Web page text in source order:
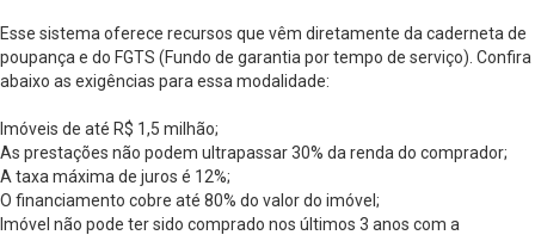
Esse sistema oferece recursos que vêm diretamente da caderneta de
poupança e do FGTS (Fundo de garantia por tempo de serviço). Confira
abaixo as exigências para essa modalidade:
Imóveis de até R$ 1,5 milhão;
As prestações não podem ultrapassar 30% da renda do comprador;
A taxa máxima de juros é 12%;
O financiamento cobre até 80% do valor do imóvel;
Imóvel não pode ter sido comprado nos últimos 3 anos com a